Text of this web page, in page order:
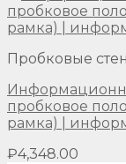
Пробковые
пробковое
рамка) |
₽4,348.00